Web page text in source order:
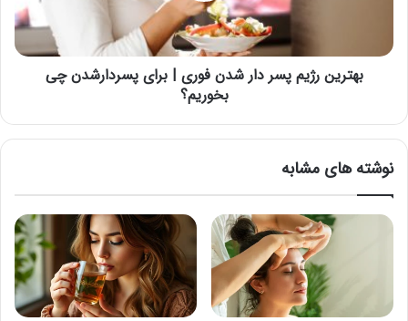
پسردارشدن
بهترین رژیم پسر دار شدن فوری | برای پسردارشدن چی
بخوریم؟
نوشته های مشابه